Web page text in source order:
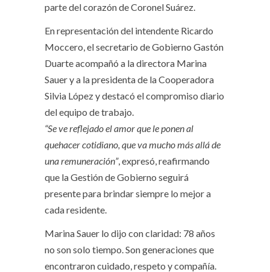
parte del corazón de Coronel Suárez.
En representación del intendente Ricardo
Moccero, el secretario de Gobierno Gastón
Duarte acompañó a la directora Marina
Sauer y a la presidenta de la Cooperadora
Silvia López y destacó el compromiso diario
del equipo de trabajo.
“Se ve reflejado el amor que le ponen al
quehacer cotidiano, que va mucho más allá de
una remuneración”, expresó, reafirmando
que la Gestión de Gobierno seguirá
presente para brindar siempre lo mejor a
cada residente.
Marina Sauer lo dijo con claridad: 78 años
no son solo tiempo. Son generaciones que
encontraron cuidado, respeto y compañía.